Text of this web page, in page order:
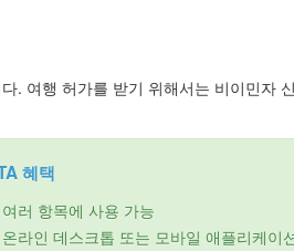
. 여행 허가를 받기 위해서는 비이민자
혜택
여러 항목에 사용 가능
온라인 데스크톱 또는 모바일 애플리케이